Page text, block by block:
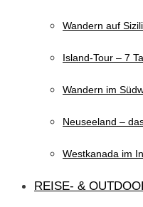
Wandern auf
Island-Tour – 7
Wandern im
Neuseeland –
Westkanada im
REISE- &